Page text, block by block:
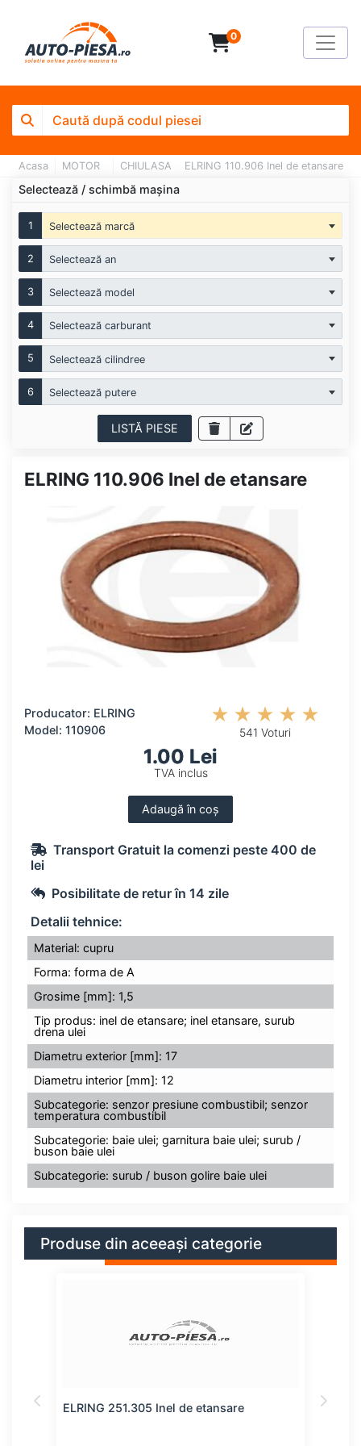
0
Acasa MOTOR CHIULASA ELRING 110.906 Inel de etansare
Selectează / schimbă mașina
1 Selectează marcă
2 Selectează an
3 Selectează model
4 Selectează carburant
5 Selectează cilindree
6 Selectează putere
LISTĂ PIESE
ELRING 110.906 Inel de etansare
Producator: ELRING
Model: 110906
541 Voturi
1.00 Lei
TVA inclus
Adaugă în coș
Transport Gratuit la comenzi peste 400 de
lei
Posibilitate de retur în 14 zile
Detalii tehnice:
Material: cupru
Forma: forma de A
Grosime [mm]: 1,5
Tip produs: inel de etansare; inel etansare, surub
drena ulei
Diametru exterior [mm]: 17
Diametru interior [mm]: 12
Subcategorie: senzor presiune combustibil; senzor
temperatura combustibil
Subcategorie: baie ulei; garnitura baie ulei; surub /
buson baie ulei
Subcategorie: surub / buson golire baie ulei
Produse din aceeași categorie
ELRING 251.305 Inel de etansare